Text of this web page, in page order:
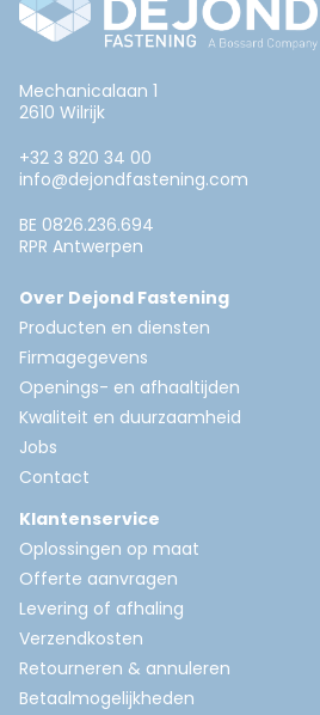
Mechanicalaan 1
2610 Wilrijk
+32 3 820 34 00
info@dejondfastening.com
BE 0826.236.694
RPR Antwerpen
Over Dejond Fastening
Producten en diensten
Firmagegevens
Openings- en afhaaltijden
Kwaliteit en duurzaamheid
Jobs
Contact
Klantenservice
Oplossingen op maat
Offerte aanvragen
Levering of afhaling
Verzendkosten
Retourneren & annuleren
Betaalmogelijkheden